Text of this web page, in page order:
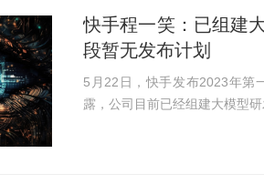
快手程一笑：已组建
段暂无发布计划
5月22日，快手发布2023年第
露，公司目前已经组建大模型